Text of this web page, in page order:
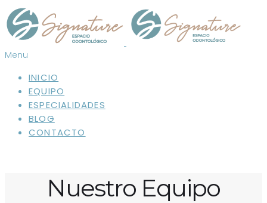
Menu
INICIO
EQUIPO
ESPECIALIDADES
BLOG
CONTACTO
Nuestro Equipo